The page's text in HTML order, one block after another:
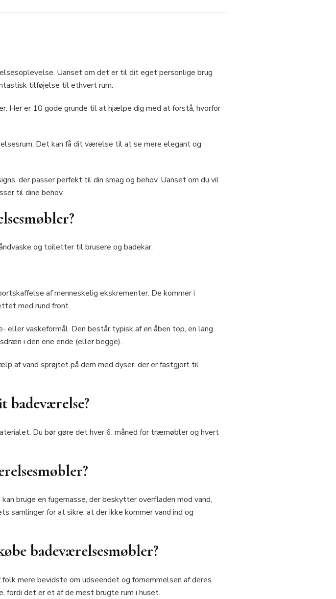
Uanset om det er til dit eget personlige brug
tilføjelse til ethvert rum.
Her er 10 gode grunde til at hjælpe dig med at forstå, hvorfor
Det kan få dit værelse til at se mere elegant og
der passer perfekt til din smag og behov. Uanset om du vil
til dine behov.
og toiletter til brusere og badekar.
af menneskelig ekskrementer. De kommer i
med rund front.
eller vaskeformål. Den består typisk af en åben top, en lang
i den ene ende (eller begge).
af vand sprøjtet på dem med dyser, der er fastgjort til
badeværelse?
Du bør gøre det hver 6. måned for træmøbler og hvert
kan bruge en fugemasse, der beskytter overfladen mod vand,
samlinger for at sikre, at der ikke kommer vand ind og
badeværelsesmøbler?
mere bevidste om udseendet og fornemmelsen af deres
det er et af de mest brugte rum i huset.